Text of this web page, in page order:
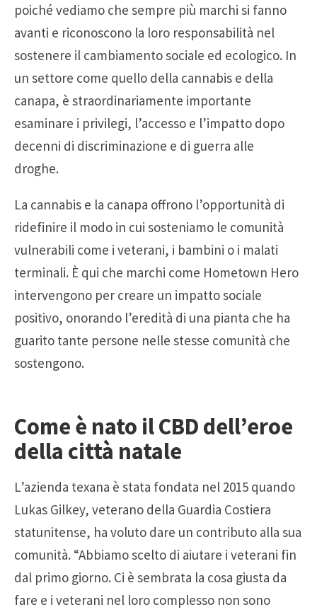
poiché vediamo che sempre più marchi si fanno
avanti e riconoscono la loro responsabilità nel
sostenere il cambiamento sociale ed ecologico. In
un settore come quello della cannabis e della
canapa, è straordinariamente importante
esaminare i privilegi, l’accesso e l’impatto dopo
decenni di discriminazione e di guerra alle
droghe.
La cannabis e la canapa offrono l’opportunità di
ridefinire il modo in cui sosteniamo le comunità
vulnerabili come i veterani, i bambini o i malati
terminali. È qui che marchi come Hometown Hero
intervengono per creare un impatto sociale
positivo, onorando l’eredità di una pianta che ha
guarito tante persone nelle stesse comunità che
sostengono.
Come è nato il CBD dell’eroe
della città natale
L’azienda texana è stata fondata nel 2015 quando
Lukas Gilkey, veterano della Guardia Costiera
statunitense, ha voluto dare un contributo alla sua
comunità. “Abbiamo scelto di aiutare i veterani fin
dal primo giorno. Ci è sembrata la cosa giusta da
fare e i veterani nel loro complesso non sono